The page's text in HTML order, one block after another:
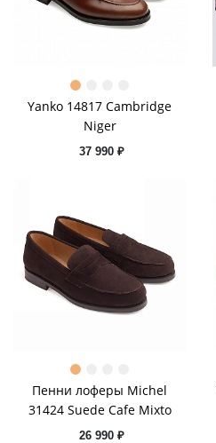
Yanko 14817 Cambridge
Niger
37 990 ₽
Пенни лоферы Michel
31424 Suede Cafe Mixto
26 990 ₽